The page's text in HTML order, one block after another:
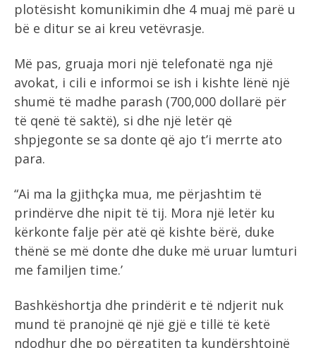
plotësisht komunikimin dhe 4 muaj më parë u
bë e ditur se ai kreu vetëvrasje.
Më pas, gruaja mori një telefonatë nga një
avokat, i cili e informoi se ish i kishte lënë një
shumë të madhe parash (700,000 dollarë për
të qenë të saktë), si dhe një letër që
shpjegonte se sa donte që ajo t’i merrte ato
para.
“Ai ma la gjithçka mua, me përjashtim të
prindërve dhe nipit të tij. Mora një letër ku
kërkonte falje për atë që kishte bërë, duke
thënë se më donte dhe duke më uruar lumturi
me familjen time.’
Bashkëshortja dhe prindërit e të ndjerit nuk
mund të pranojnë që një gjë e tillë të ketë
ndodhur dhe po përgatiten ta kundërshtojnë